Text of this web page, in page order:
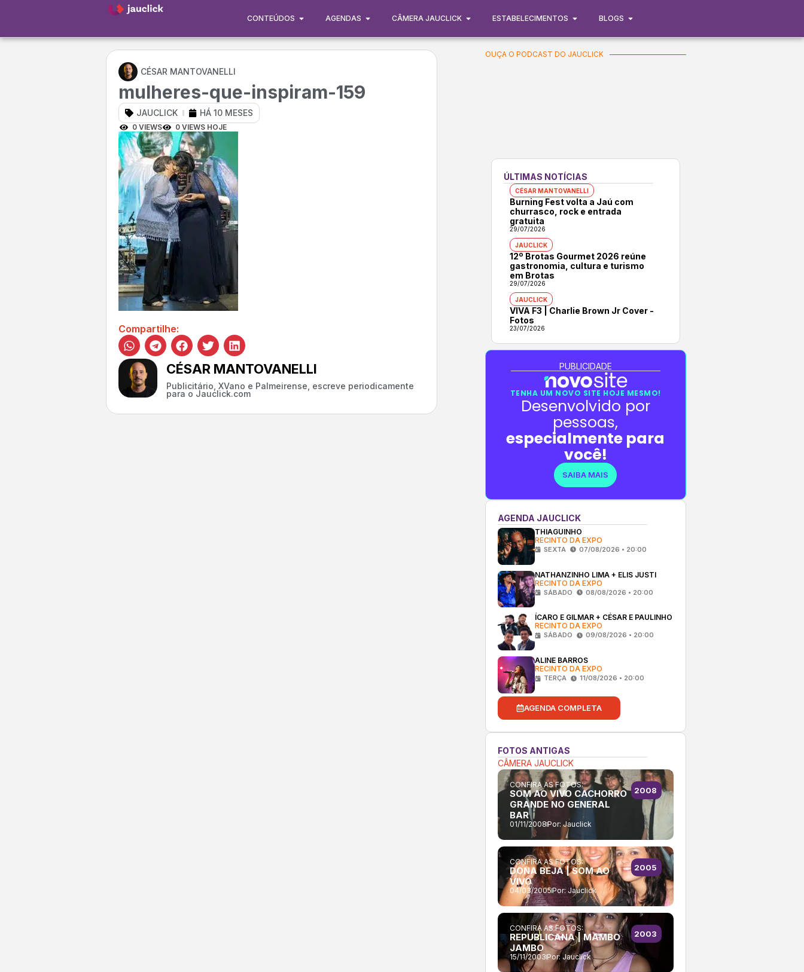
CONTEÚDOS AGENDAS CÂMERA JAUCLICK ESTABELECIMENTOS BLOGS
CÉSAR MANTOVANELLI
mulheres-que-inspiram-159
JAUCLICK HÁ 10 MESES
0 VIEWS 0 VIEWS HOJE
Compartilhe:
CÉSAR MANTOVANELLI
Publicitário, XVano e Palmeirense, escreve periodicamente
para o Jauclick.com
OUÇA O PODCAST DO JAUCLICK
ÚLTIMAS NOTÍCIAS
CÉSAR MANTOVANELLI
Burning Fest volta a Jaú com
churrasco, rock e entrada
gratuita
29/07/2026
JAUCLICK
12º Brotas Gourmet 2026 reúne
gastronomia, cultura e turismo
em Brotas
29/07/2026
JAUCLICK
VIVA F3 | Charlie Brown Jr Cover -
Fotos
23/07/2026
PUBLICIDADE
TENHA UM NOVO SITE HOJE MESMO!
Desenvolvido por
pessoas,
especialmente para
você!
SAIBA MAIS
AGENDA JAUCLICK
THIAGUINHO
RECINTO DA EXPO
SEXTA 07/08/2026 • 20:00
NATHANZINHO LIMA + ELIS JUSTI
RECINTO DA EXPO
SÁBADO 08/08/2026 • 20:00
ÍCARO E GILMAR + CÉSAR E PAULINHO
RECINTO DA EXPO
SÁBADO 09/08/2026 • 20:00
ALINE BARROS
RECINTO DA EXPO
TERÇA 11/08/2026 • 20:00
AGENDA COMPLETA
FOTOS ANTIGAS
CÂMERA JAUCLICK
CONFIRA AS FOTOS:
SOM AO VIVO CACHORRO
GRANDE NO GENERAL
BAR
01/11/2008Por:Jauclick
2008
CONFIRA AS FOTOS:
DONA BEJA | SOM AO
VIVO
04/03/2005Por:Jauclick
2005
CONFIRA AS FOTOS:
REPUBLICANA | MAMBO
JAMBO
15/11/2003Por: Jauclick
2003